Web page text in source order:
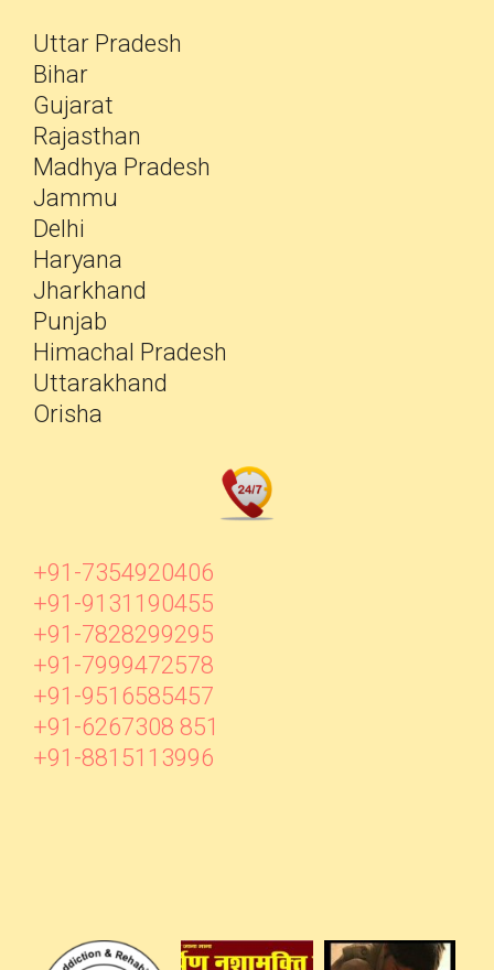
Uttar Pradesh
Bihar
Gujarat
Rajasthan
Madhya Pradesh
Jammu
Delhi
Haryana
Jharkhand
Punjab
Himachal Pradesh
Uttarakhand
Orisha
+91-7354920406
+91-9131190455
+91-7828299295
+91-7999472578
+91-9516585457
+91-6267308 851
+91-8815113996